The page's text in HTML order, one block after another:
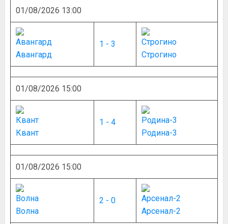
01/08/2026 13:00
Авангард
1 - 3
Строгино
01/08/2026 15:00
Квант
1 - 4
Родина-3
01/08/2026 15:00
Волна
2 - 0
Арсенал-2